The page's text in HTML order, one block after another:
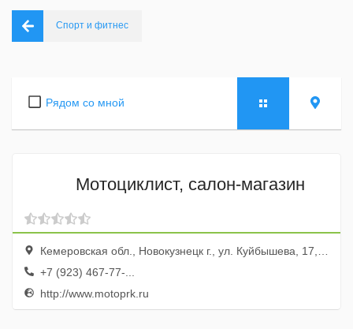
Спорт и фитнес
Рядом со мной
Мотоциклист, салон-магазин
Кемеровская обл., Новокузнецк г., ул. Куйбышева, 17, корп.4
+7 (923) 467-77-...
http://www.motoprk.ru